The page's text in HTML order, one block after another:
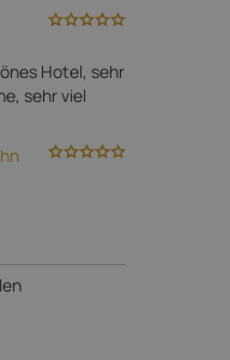
Hotel, sehr
sehr viel